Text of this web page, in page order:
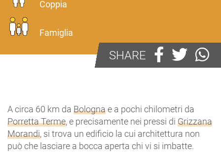
Coppia
Famiglia
SHARE
A circa 60 km da Bolognae a pochi chilometri da
Porretta Terme, e precisamente nei pressi di Grizzana
Morandi, si trova un edificio la cui architettura non
può che lasciare a bocca aperta chi vi si imbatte.